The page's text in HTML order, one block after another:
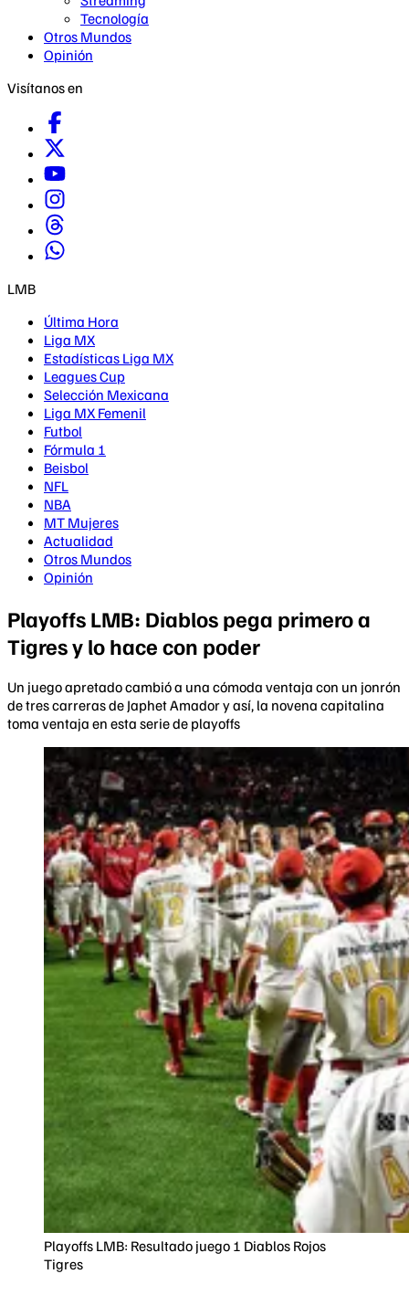
Tecnología
Otros Mundos
Opinión
Visítanos en
LMB
Última Hora
Liga MX
Estadísticas Liga MX
Leagues Cup
Selección Mexicana
Liga MX Femenil
Futbol
Fórmula 1
Beisbol
NFL
NBA
MT Mujeres
Actualidad
Otros Mundos
Opinión
Playoffs LMB: Diablos pega primero a
Tigres y lo hace con poder
Un juego apretado cambió a una cómoda ventaja con un jonrón
de tres carreras de Japhet Amador y así, la novena capitalina
toma ventaja en esta serie de playoffs
Playoffs LMB: Resultado juego 1 Diablos Rojos
Tigres